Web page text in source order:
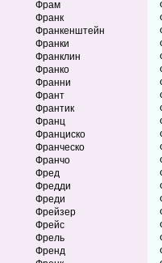
Фрам
Франк
Франкенштейн
Франки
Франклин
Франко
Франни
Франт
Франтик
Франц
Франциско
Франческо
Франчо
Фред
Фредди
Фреди
Фрейзер
Фрейс
Фрель
Френд